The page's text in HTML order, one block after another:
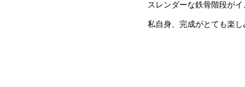
スレンダーな鉄骨階段が
私自身、完成がとても楽し